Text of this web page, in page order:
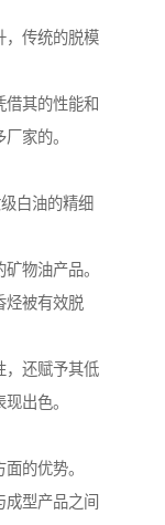
，传统的脱模
借其的性能和
家的。
白油的精细
物油产品。
烃被有效脱
，还赋予其低
出色。
的优势。
型产品之间